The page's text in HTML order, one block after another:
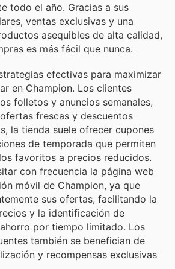
todo el año. Gracias a sus
ventas exclusivas y una
asequibles de alta calidad,
es más fácil que nunca.
efectivas para maximizar
en Champion. Los clientes
folletos y anuncios semanales,
frescas y descuentos
la tienda suele ofrecer cupones
de temporada que permiten
favoritos a precios reducidos.
con frecuencia la página web
móvil de Champion, ya que
sus ofertas, facilitando la
y la identificación de
por tiempo limitado. Los
también se benefician de
y recompensas exclusivas